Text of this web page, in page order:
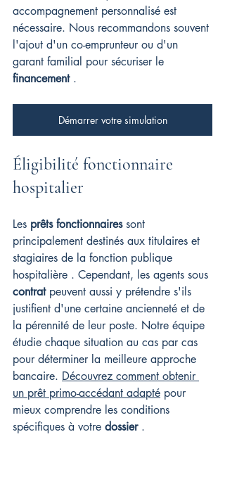
accompagnement personnalisé est
nécessaire. Nous recommandons souvent
l'ajout d'un co-emprunteur ou d'un
garant familial pour sécuriser le
financement .
Démarrer votre simulation
Éligibilité fonctionnaire
hospitalier
Les prêts fonctionnaires sont
principalement destinés aux titulaires et
stagiaires de la fonction publique
hospitalière . Cependant, les agents sous
contrat peuvent aussi y prétendre s'ils
justifient d'une certaine ancienneté et de
la pérennité de leur poste. Notre équipe
étudie chaque situation au cas par cas
pour déterminer la meilleure approche
bancaire. Découvrez comment obtenir
un prêt primo-accédant adapté pour
mieux comprendre les conditions
spécifiques à votre dossier .